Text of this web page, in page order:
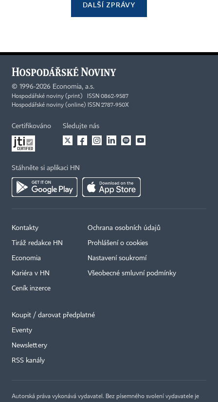
DALŠÍ ZPRÁVY
© 1996-2026 Economia, a.s.
Hospodářské noviny (print) ISSN 0862-9587
Hospodářské noviny (online) ISSN 2787-950X
Certifikováno Sledujte nás
Stáhněte si aplikaci HN
Kontakty
Tiráž redakce HN
Economia
Kariéra v HN
Ceník inzerce
Ochrana osobních údajů
Prohlášení o cookies
Nastavení soukromí
Všeobecné smluvní podmínky
Koupit / darovat předplatné
Eventy
Newslettery
RSS kanály
Autorská práva vykonává vydavatel. Bez písemného svolení vydavatele je